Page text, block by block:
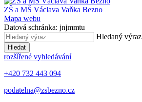
ZŠ a MŠ Václava Vaňka Bezno
Mapa webu
Datová schránka: jnjmmtu
Hledaný výraz
Hledat
rozšířené vyhledávání
+420 732 443 094
podatelna@zsbezno.cz